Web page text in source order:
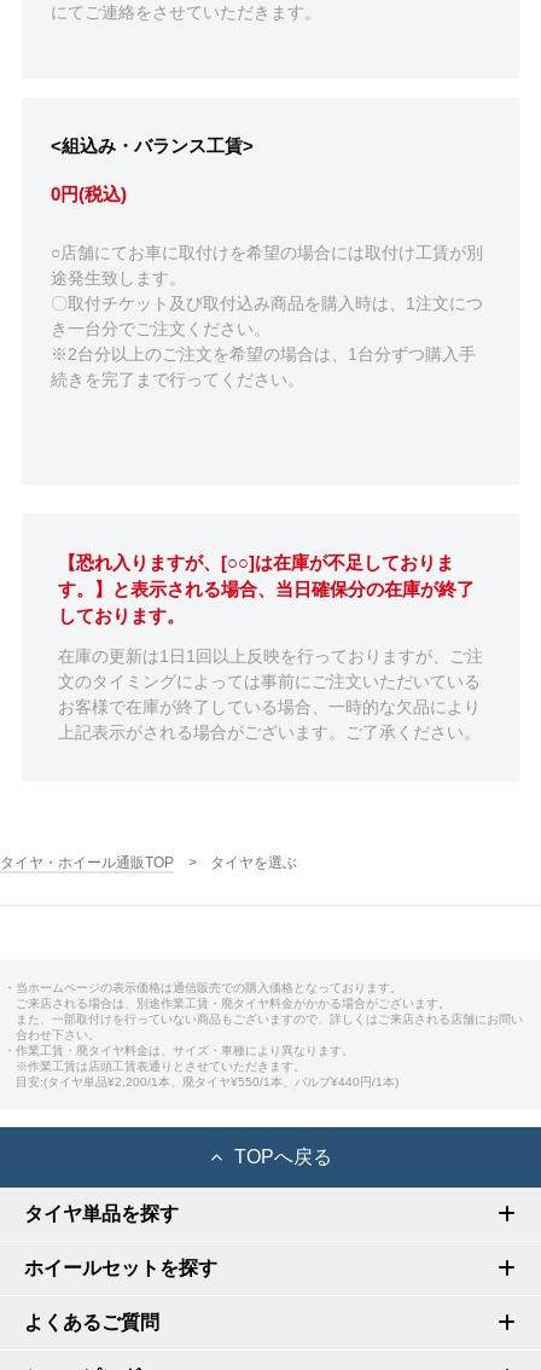
にてご連絡をさせていただきます。
<組込み・バランス工賃>
0円(税込)
○店舗にてお車に取付けを希望の場合には取付け工賃が別
途発生致します。
〇取付チケット及び取付込み商品を購入時は、1注文につ
き一台分でご注文ください。
※2台分以上のご注文を希望の場合は、1台分ずつ購入手
続きを完了まで行ってください。
【恐れ入りますが、[○○]は在庫が不足しておりま
す。】と表示される場合、当日確保分の在庫が終了
しております。
在庫の更新は1日1回以上反映を行っておりますが、ご注
文のタイミングによっては事前にご注文いただいている
お客様で在庫が終了している場合、一時的な欠品により
上記表示がされる場合がございます。ご了承ください。
タイヤ・ホイール通販TOP タイヤを選ぶ
・当ホームページの表示価格は通信販売での購入価格となっております。
ご来店される場合は、別途作業工賃・廃タイヤ料金がかかる場合がございます。
また、一部取付けを行っていない商品もございますので、詳しくはご来店される店舗にお問い
合わせ下さい。
・作業工賃・廃タイヤ料金は、サイズ・車種により異なります。
※作業工賃は店頭工賃表通りとさせていただきます。
目安:(タイヤ単品¥2,200/1本、廃タイヤ¥550/1本、バルブ¥440円/1本)
TOPへ戻る
タイヤ単品を探す
ホイールセットを探す
よくあるご質問